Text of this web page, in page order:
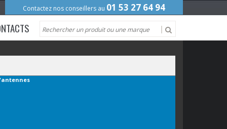
Contactez nos conseillers au 01 53 27 64 94